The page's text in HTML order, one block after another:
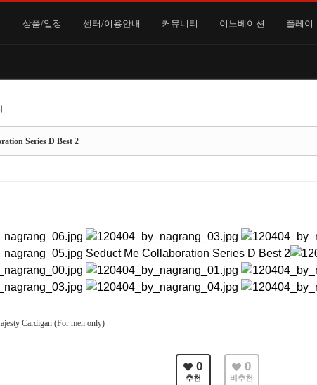
상품/일정 센터/이용안내 커뮤니티 이노베이션 플레이
Series D Best 2
Seduct Me Collaboration Series D Best 2
Cardigan (For men only)
0
추천
0
비추천